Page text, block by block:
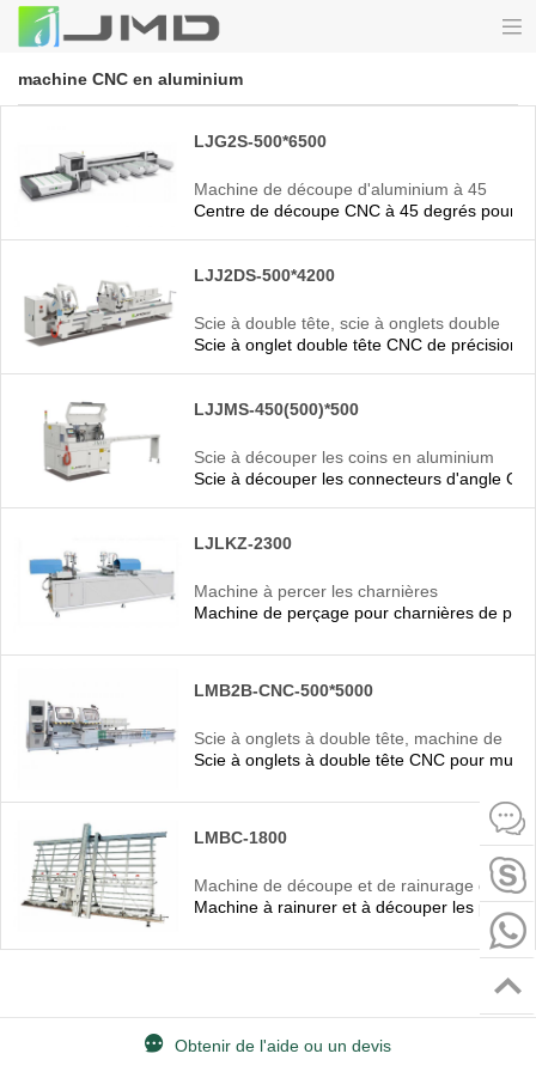
machine CNC en aluminium
LJG2S-500*6500
Machine de découpe d'aluminium à 45
degrés
Centre de découpe CNC à 45 degrés pour
LJJ2DS-500*4200
Scie à double tête, scie à onglets double
tête CNC en aluminium
Scie à onglet double tête CNC de précision
LJJMS-450(500)*500
Scie à découper les coins en aluminium
CNC
Scie à découper les connecteurs d'angle
LJLKZ-2300
Machine à percer les charnières
Machine de perçage pour charnières de
LMB2B-CNC-500*5000
Scie à onglets à double tête, machine de
coupe à double tête pour aluminium
Scie à onglets à double tête CNC pour
LMBC-1800
Machine de découpe et de rainurage de
panneaux composites en aluminium
Machine à rainurer et à découper les
Obtenir de l'aide ou un devis